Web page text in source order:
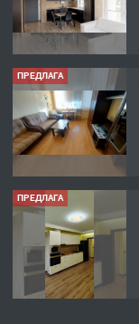
ПРЕДЛАГА
ПРЕДЛАГА